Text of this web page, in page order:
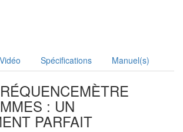
Vidéo Spécifications Manuel(s)
: UN
PARFAIT